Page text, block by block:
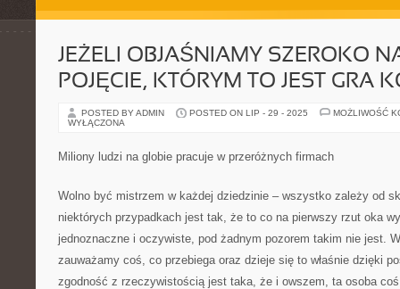
JEŻELI OBJAŚNIAMY SZEROKO
POJĘCIE, KTÓRYM TO JEST GRA
POSTED BY ADMIN POSTED ON LIP - 29 - 2025
MOŻLIWOŚĆ
WYŁĄCZONA
Miliony ludzi na globie pracuje w przeróżnych firmach
Wolno być mistrzem w każdej dziedzinie – wszystko zależy od
niektórych przypadkach jest tak, że to co na pierwszy rzut oka
jednoznaczne i oczywiste, pod żadnym pozorem takim nie jest.
zauważamy coś, co przebiega oraz dzieje się to właśnie dzięki
zgodność z rzeczywistością jest taka, że i owszem, ta osoba